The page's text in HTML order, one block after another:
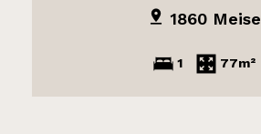
1860 Meise
1 77m²